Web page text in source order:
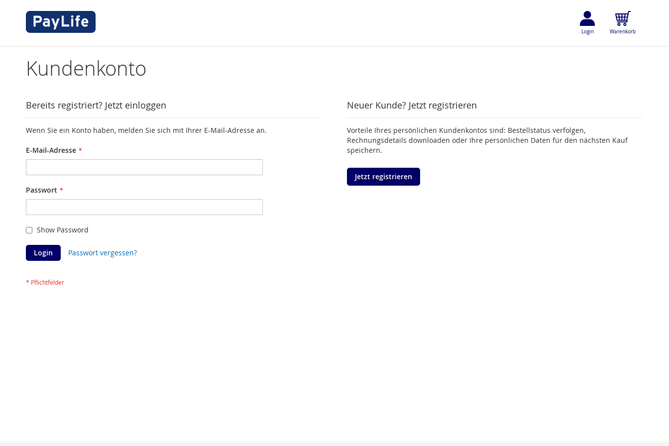
Login Warenkorb
Kundenkonto
Bereits registriert? Jetzt einloggen
Wenn Sie ein Konto haben, melden Sie sich mit Ihrer E-Mail-Adresse an.
E-Mail-Adresse
Passwort
Show Password
Login Passwort vergessen?
Neuer Kunde? Jetzt registrieren
Vorteile Ihres persönlichen Kundenkontos sind: Bestellstatus verfolgen,
Rechnungsdetails downloaden oder Ihre persönlichen Daten für den nächsten Kauf
speichern.
Jetzt registrieren